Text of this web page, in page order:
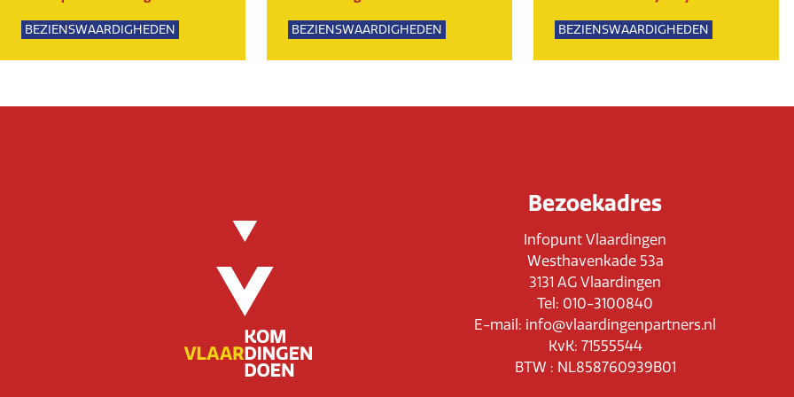
BEZIENSWAARDIGHEDEN
NATUUR
BEZIENSWAARDIGHEDEN
SPORTIEF
GROEPSUITJES
BEZIENSWAARDIGHEDEN
NATUUR
Bezoekadres
Infopunt Vlaardingen
Westhavenkade 53a
3131 AG Vlaardingen
Tel: 010-3100840
E-mail: info@vlaardingenpartners.nl
KvK: 71555544
BTW : NL858760939B01